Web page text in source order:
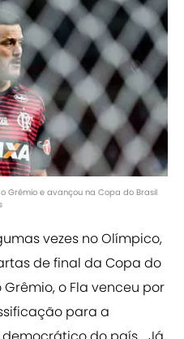
Grêmio e avançou na Copa do Brasil
vezes no Olímpico,
de final da Copa do
Grêmio, o Fla venceu por
para a